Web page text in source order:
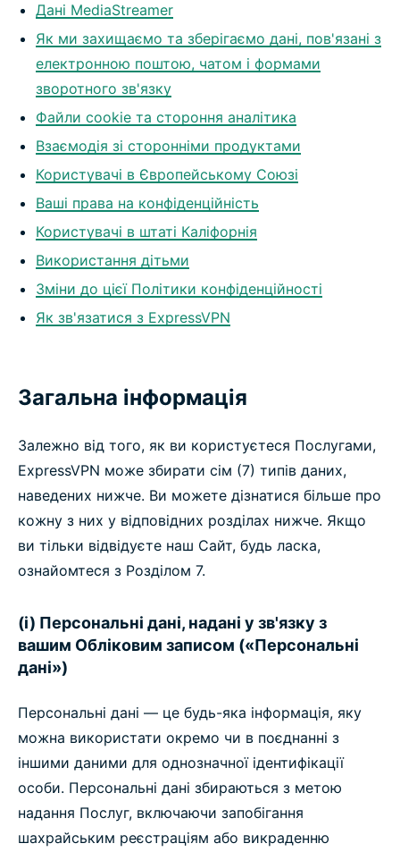
Дані MediaStreamer
Як ми захищаємо та зберігаємо дані, пов'язані з
електронною поштою, чатом і формами
зворотного зв'язку
Файли cookie та стороння аналітика
Взаємодія зі сторонніми продуктами
Користувачі в Європейському Союзі
Ваші права на конфіденційність
Користувачі в штаті Каліфорнія
Використання дітьми
Зміни до цієї Політики конфіденційності
Як зв'язатися з ExpressVPN
Загальна інформація
Залежно від того, як ви користуєтеся Послугами,
ExpressVPN може збирати сім (7) типів даних,
наведених нижче. Ви можете дізнатися більше про
кожну з них у відповідних розділах нижче. Якщо
ви тільки відвідуєте наш Сайт, будь ласка,
ознайомтеся з Розділом 7.
(i) Персональні дані, надані у зв'язку з
вашим Обліковим записом («Персональні
дані»)
Персональні дані — це будь-яка інформація, яку
можна використати окремо чи в поєднанні з
іншими даними для однозначної ідентифікації
особи. Персональні дані збираються з метою
надання Послуг, включаючи запобігання
шахрайським реєстраціям або викраденню